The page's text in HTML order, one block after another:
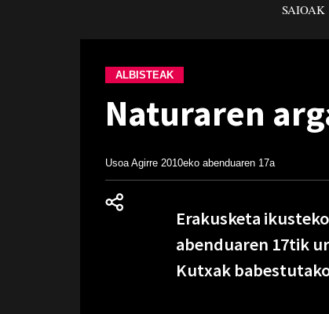
SAIOAK
ALBISTEAK
Naturaren
Usoa Agirre 2010eko abenduaren 17a
Erakusketa
abenduaren 17tik
Kutxak